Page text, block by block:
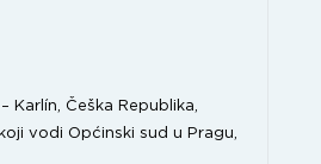
Karlín, Češka Republika,
vodi Općinski sud u Pragu,